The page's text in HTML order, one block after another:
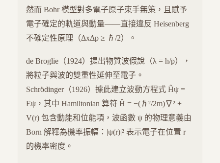
然而 Bohr 模型對多電子原子束手無策，且賦予
電子確定的軌道與動量——直接違反 Heisenberg
不確定性原理（ΔxΔp ≥ ℏ/2）。
de Broglie（1924）提出物質波假說（λ = h/p），
將粒子與波的雙重性延伸至電子。
Schrödinger（1926）據此建立波動方程式 Ĥψ =
Eψ，其中 Hamiltonian 算符 Ĥ = −(ℏ²/2m)∇² +
V(r) 包含動能和位能項，波函數 ψ 的物理意義由
Born 解釋為機率振幅：|ψ(r)|² 表示電子在位置 r
的機率密度。